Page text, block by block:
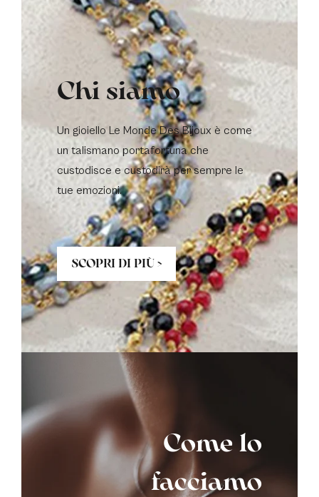
Chi siamo
Un gioiello Le Monde Des Bijoux è come
un talismano portafortuna che
custodisce e custodirà per sempre le
tue emozioni.
SCOPRI DI PIÙ >
Come lo
facciamo